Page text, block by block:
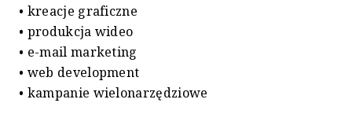
• kreacje graficzne
• produkcja wideo
• e-mail marketing
• web development
• kampanie wielonarzędziowe